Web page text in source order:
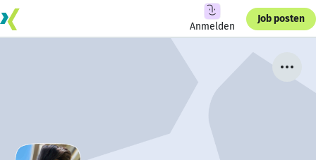
Anmelden
Job posten